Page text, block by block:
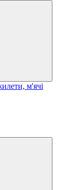
м'ячі